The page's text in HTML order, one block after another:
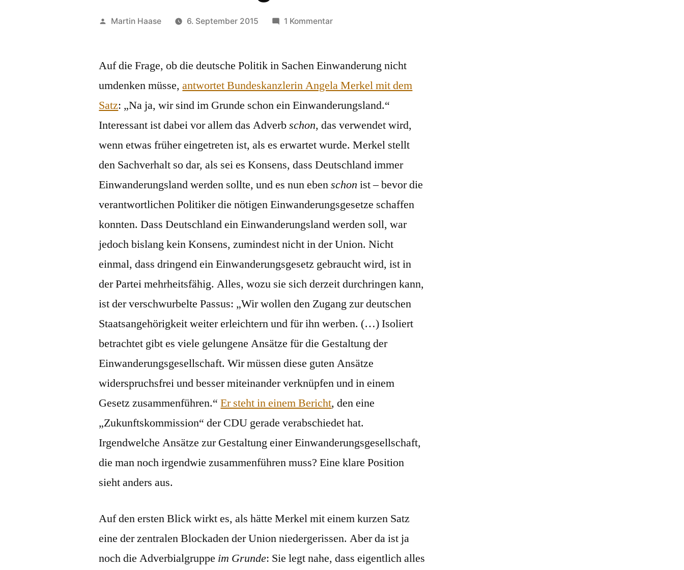
Veröffentlicht
Martin Haase 6. September 2015 1 Kommentarzu
wir
im
Grunde
Einwanderungsland.“
Auf die Frage, ob die deutsche Politik in Sachen Einwanderung nicht
umdenken müsse,antwortet Bundeskanzlerin Angela Merkel mit dem
Satz: „Na ja, wir sind im Grunde schon ein Einwanderungsland.“
Interessant ist dabei vor allem das Adverbschon, das verwendet wird,
wenn etwas früher eingetreten ist, als es erwartet wurde. Merkel stellt
den Sachverhalt so dar, als sei es Konsens, dass Deutschland immer
Einwanderungsland werden sollte, und es nun ebenschon ist – bevor die
verantwortlichen Politiker die nötigen Einwanderungsgesetze schaffen
konnten. Dass Deutschland ein Einwanderungsland werden soll, war
jedoch bislang kein Konsens, zumindest nicht in der Union. Nicht
einmal, dass dringend ein Einwanderungsgesetz gebraucht wird, ist in
der Partei mehrheitsfähig. Alles, wozu sie sich derzeit durchringen kann,
ist der verschwurbelte Passus: „Wir wollen den Zugang zur deutschen
Staatsangehörigkeit weiter erleichtern und für ihn werben. (…) Isoliert
betrachtet gibt es viele gelungene Ansätze für die Gestaltung der
Einwanderungsgesellschaft. Wir müssen diese guten Ansätze
widerspruchsfrei und besser miteinander verknüpfen und in einem
Gesetz zusammenführen.“Er steht in einem Bericht, den eine
„Zukunftskommission“ der CDU gerade verabschiedet hat.
Irgendwelche Ansätze zur Gestaltung einer Einwanderungsgesellschaft,
die man noch irgendwie zusammenführen muss? Eine klare Position
sieht anders aus.
Auf den ersten Blick wirkt es, als hätte Merkel mit einem kurzen Satz
eine der zentralen Blockaden der Union niedergerissen. Aber da ist ja
noch die Adverbialgruppe im Grunde: Sie legt nahe, dass eigentlich alles